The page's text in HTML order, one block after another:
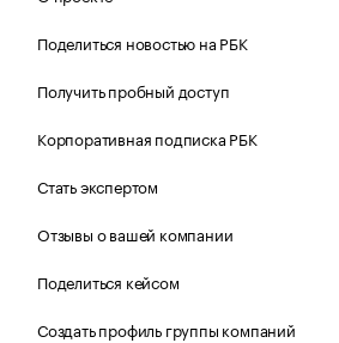
Поделиться новостью на РБК
Получить пробный доступ
Корпоративная подписка РБК
Стать экспертом
Отзывы о вашей компании
Поделиться кейсом
Создать профиль группы компаний